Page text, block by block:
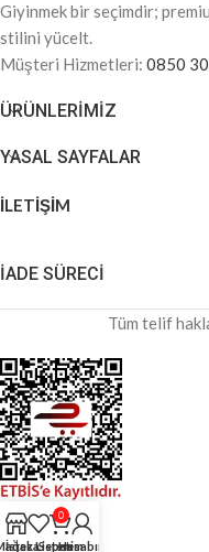
Giyinmek bir seçimdir;
stilini yücelt.
Müşteri Hizmetleri: 0850
ÜRÜNLERIMIZ
YASAL SAYFALAR
İLETİŞİM
İADE SÜRECİ
Tüm telif
İstek Listem
0
Sepetim
Hesabım